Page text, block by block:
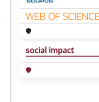
social impact